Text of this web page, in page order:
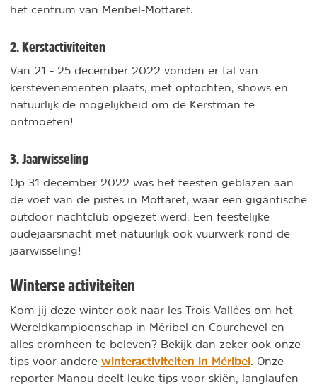
het centrum van Méribel-Mottaret.
2. Kerstactiviteiten
Van 21 - 25 december 2022 vonden er tal van
kerstevenementen plaats, met optochten, shows en
natuurlijk de mogelijkheid om de Kerstman te
ontmoeten!
3. Jaarwisseling
Op 31 december 2022 was het feesten geblazen aan
de voet van de pistes in Mottaret, waar een gigantische
outdoor nachtclub opgezet werd. Een feestelijke
oudejaarsnacht met natuurlijk ook vuurwerk rond de
jaarwisseling!
Winterse activiteiten
Kom jij deze winter ook naar les Trois Vallées om het
Wereldkampioenschap in Méribel en Courchevel en
alles eromheen te beleven? Bekijk dan zeker ook onze
tips voor andere winteractiviteiten in Méribel. Onze
reporter Manou deelt leuke tips voor skiën, langlaufen